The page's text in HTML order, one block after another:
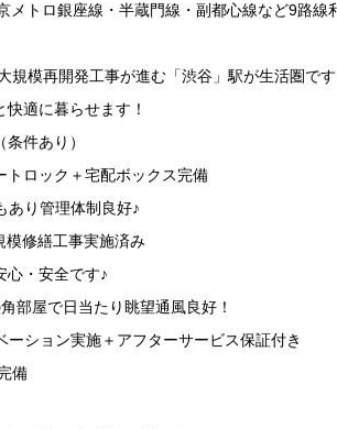
メトロ銀座線・半蔵門線・副都心線など9路線
規模再開発工事が進む「渋谷」駅が生活圏です
適に暮らせます！
件あり）
ロック＋宅配ボックス完備
り管理体制良好♪
修繕工事実施済み
・安全です♪
部屋で日当たり眺望通風良好！
ション実施＋アフターサービス保証付き
備